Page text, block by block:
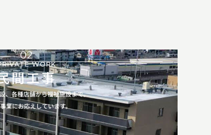
02
WORK
間工事
、各種店舗から福祉施設まで。
業にお応えしています。